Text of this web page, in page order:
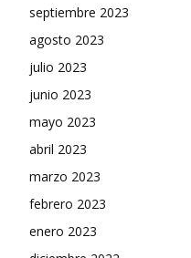
septiembre 2023
agosto 2023
julio 2023
junio 2023
mayo 2023
abril 2023
marzo 2023
febrero 2023
enero 2023